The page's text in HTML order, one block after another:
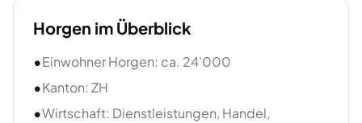
Horgen im Überblick
•Einwohner Horgen: ca. 24'000
•Kanton: ZH
•Wirtschaft: Dienstleistungen, Handel,